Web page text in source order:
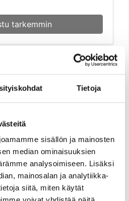
Tietoja
sisällön ja mainosten
median ominaisuuksien
analysoimiseen. Lisäksi
mainosalan ja analytiikka-
siitä, miten käytät
tarkemmin